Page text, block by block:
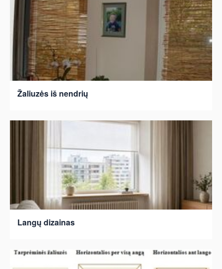
Žaliuzės iš nendrių
Langų dizainas